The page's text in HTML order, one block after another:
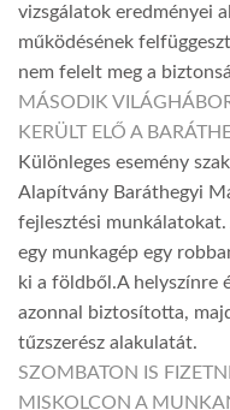
vizsgálatok eredményei
működésének
nem felelt meg a
MÁSODIK
KERÜLT ELŐ A
Különleges esemény
Alapítvány Baráthegyi
fejlesztési munkálatokat.
egy munkagép egy
ki a földből.A helyszínre
azonnal biztosította,
tűzszerész alakulatát.
SZOMBATON IS
MISKOLCON A